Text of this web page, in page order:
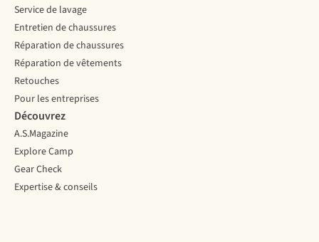
Service de lavage
Entretien de chaussures
Réparation de chaussures
Réparation de vêtements
Retouches
Pour les entreprises
Découvrez
A.S.Magazine
Explore Camp
Gear Check
Expertise & conseils